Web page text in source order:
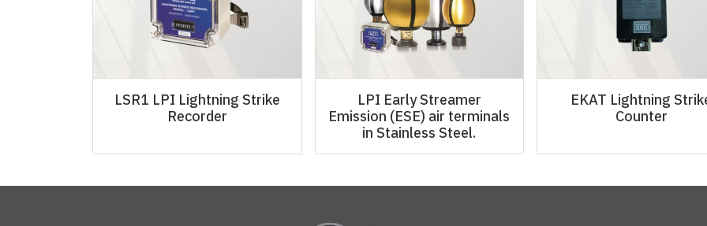
LSR1 LPI Lightning Strike
Recorder
LPI Early Streamer
Emission (ESE) air terminals
in Stainless Steel.
EKAT Lightning
Counter